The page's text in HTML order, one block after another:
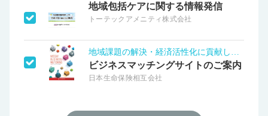
地域包括ケアに関する情報発信
トーテックアメニティ株式会社
ビジネスマッチングサイトのご案内
日本生命保険相互会社